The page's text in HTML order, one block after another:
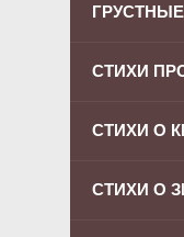
СТИХИ
СТИХИ О
СТИХИ О